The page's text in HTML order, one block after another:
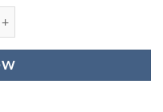
TUSHI Tactical Belt: Your